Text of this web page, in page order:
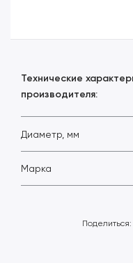
Технические
производителя:
Диаметр, мм
Марка
Поделиться: